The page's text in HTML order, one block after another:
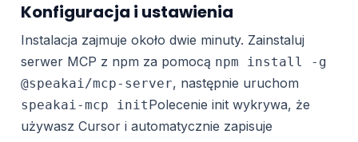
Konfiguracja i ustawienia
Instalacja zajmuje około dwie minuty. Zainstaluj
serwer MCP z npm za pomocą npm install -g
@speakai/mcp-server, następnie uruchom
speakai-mcp initPolecenie init wykrywa, że
używasz Cursor i automatycznie zapisuje